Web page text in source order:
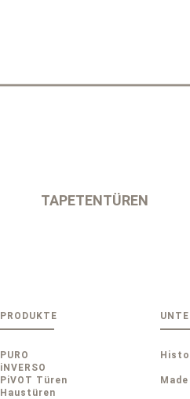
TAPETENTÜREN
PRODUKTE
PURO
iNVERSO
PiVOT Türen
Haustüren